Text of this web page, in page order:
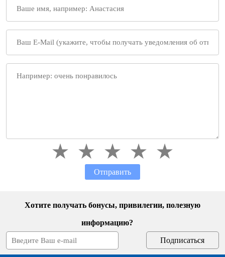
Отправить
Хотите получать бонусы, привилегии, полезную
информацию?